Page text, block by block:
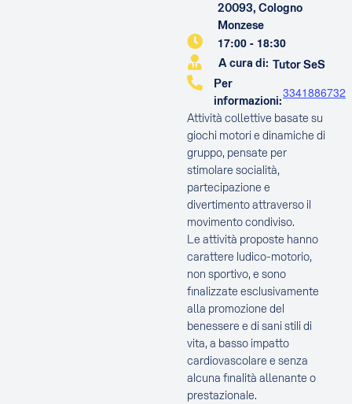
20093, Cologno
Monzese
17:00 - 18:30
A cura di: Tutor SeS
Per
informazioni:
3341886732
Attività collettive basate su
giochi motori e dinamiche di
gruppo, pensate per
stimolare socialità,
partecipazione e
divertimento attraverso il
movimento condiviso.
Le attività proposte hanno
carattere ludico-motorio,
non sportivo, e sono
finalizzate esclusivamente
alla promozione del
benessere e di sani stili di
vita, a basso impatto
cardiovascolare e senza
alcuna finalità allenante o
prestazionale.